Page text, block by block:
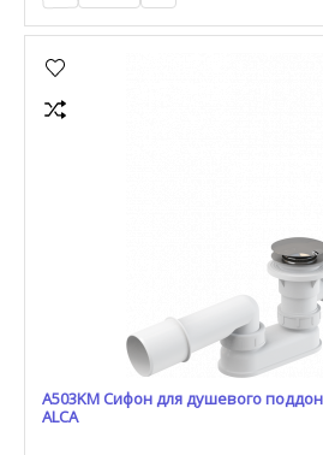
A503KM Сифон для душевого поддона клик-клак Click-Clak
ALCA